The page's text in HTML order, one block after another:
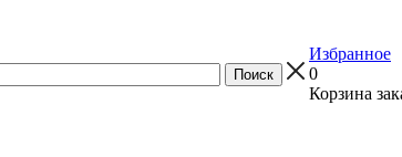
Избранное
0
Корзина